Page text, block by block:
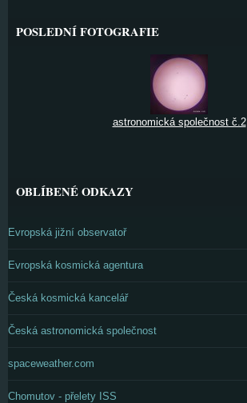
POSLEDNÍ FOTOGRAFIE
astronomická společnost č.2
OBLÍBENÉ ODKAZY
Evropská jižní observatoř
Evropská kosmická agentura
Česká kosmická kancelář
Česká astronomická společnost
spaceweather.com
Chomutov - přelety ISS